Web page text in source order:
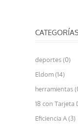
deportes (0)
Eldom (14)
herramientas
18 con Tarjeta
Eficiencia A (3)